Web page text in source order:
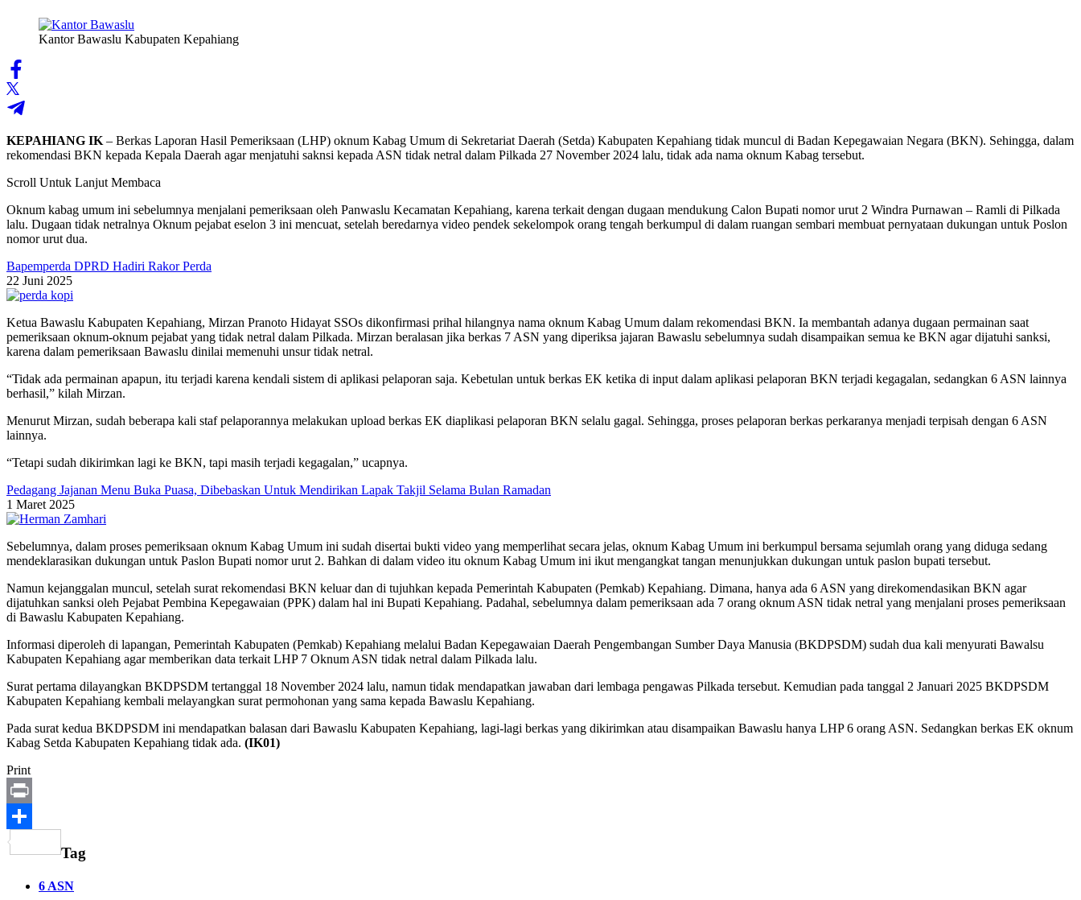
Kantor Bawaslu Kabupaten Kepahiang
KEPAHIANG IK – Berkas Laporan Hasil Pemeriksaan (LHP) oknum Kabag Umum di Sekretariat Daerah (Setda) Kabupaten Kepahiang tidak muncul di Badan Kepegawaian Negara (BKN). Sehingga, dalam
rekomendasi BKN kepada Kepala Daerah agar menjatuhi saknsi kepada ASN tidak netral dalam Pilkada 27 November 2024 lalu, tidak ada nama oknum Kabag tersebut.
Scroll Untuk Lanjut Membaca
Oknum kabag umum ini sebelumnya menjalani pemeriksaan oleh Panwaslu Kecamatan Kepahiang, karena terkait dengan dugaan mendukung Calon Bupati nomor urut 2 Windra Purnawan – Ramli di Pilkada
lalu. Dugaan tidak netralnya Oknum pejabat eselon 3 ini mencuat, setelah beredarnya video pendek sekelompok orang tengah berkumpul di dalam ruangan sembari membuat pernyataan dukungan untuk Poslon
nomor urut dua.
Bapemperda DPRD Hadiri Rakor Perda
22 Juni 2025
Ketua Bawaslu Kabupaten Kepahiang, Mirzan Pranoto Hidayat SSOs dikonfirmasi prihal hilangnya nama oknum Kabag Umum dalam rekomendasi BKN. Ia membantah adanya dugaan permainan saat
pemeriksaan oknum-oknum pejabat yang tidak netral dalam Pilkada. Mirzan beralasan jika berkas 7 ASN yang diperiksa jajaran Bawaslu sebelumnya sudah disampaikan semua ke BKN agar dijatuhi sanksi,
karena dalam pemeriksaan Bawaslu dinilai memenuhi unsur tidak netral.
“Tidak ada permainan apapun, itu terjadi karena kendali sistem di aplikasi pelaporan saja. Kebetulan untuk berkas EK ketika di input dalam aplikasi pelaporan BKN terjadi kegagalan, sedangkan 6 ASN lainnya
berhasil,” kilah Mirzan.
Menurut Mirzan, sudah beberapa kali staf pelaporannya melakukan upload berkas EK diaplikasi pelaporan BKN selalu gagal. Sehingga, proses pelaporan berkas perkaranya menjadi terpisah dengan 6 ASN
lainnya.
“Tetapi sudah dikirimkan lagi ke BKN, tapi masih terjadi kegagalan,” ucapnya.
Pedagang Jajanan Menu Buka Puasa, Dibebaskan Untuk Mendirikan Lapak Takjil Selama Bulan Ramadan
1 Maret 2025
Sebelumnya, dalam proses pemeriksaan oknum Kabag Umum ini sudah disertai bukti video yang memperlihat secara jelas, oknum Kabag Umum ini berkumpul bersama sejumlah orang yang diduga sedang
mendeklarasikan dukungan untuk Paslon Bupati nomor urut 2. Bahkan di dalam video itu oknum Kabag Umum ini ikut mengangkat tangan menunjukkan dukungan untuk paslon bupati tersebut.
Namun kejanggalan muncul, setelah surat rekomendasi BKN keluar dan di tujuhkan kepada Pemerintah Kabupaten (Pemkab) Kepahiang. Dimana, hanya ada 6 ASN yang direkomendasikan BKN agar
dijatuhkan sanksi oleh Pejabat Pembina Kepegawaian (PPK) dalam hal ini Bupati Kepahiang. Padahal, sebelumnya dalam pemeriksaan ada 7 orang oknum ASN tidak netral yang menjalani proses pemeriksaan
di Bawaslu Kabupaten Kepahiang.
Informasi diperoleh di lapangan, Pemerintah Kabupaten (Pemkab) Kepahiang melalui Badan Kepegawaian Daerah Pengembangan Sumber Daya Manusia (BKDPSDM) sudah dua kali menyurati Bawalsu
Kabupaten Kepahiang agar memberikan data terkait LHP 7 Oknum ASN tidak netral dalam Pilkada lalu.
Surat pertama dilayangkan BKDPSDM tertanggal 18 November 2024 lalu, namun tidak mendapatkan jawaban dari lembaga pengawas Pilkada tersebut. Kemudian pada tanggal 2 Januari 2025 BKDPSDM
Kabupaten Kepahiang kembali melayangkan surat permohonan yang sama kepada Bawaslu Kepahiang.
Pada surat kedua BKDPSDM ini mendapatkan balasan dari Bawaslu Kabupaten Kepahiang, lagi-lagi berkas yang dikirimkan atau disampaikan Bawaslu hanya LHP 6 orang ASN. Sedangkan berkas EK oknum
Kabag Setda Kabupaten Kepahiang tidak ada. (IK01)
Print
Print
Tag
6 ASN